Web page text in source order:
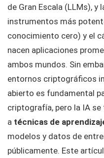
de Gran Escala (LLMs),
instrumentos más
conocimiento cero) y el
nacen aplicaciones
ambos mundos. Sin
entornos criptográficos
abierto es fundamental
criptografía, pero la IA
a técnicas de
modelos y datos de
públicamente. Este